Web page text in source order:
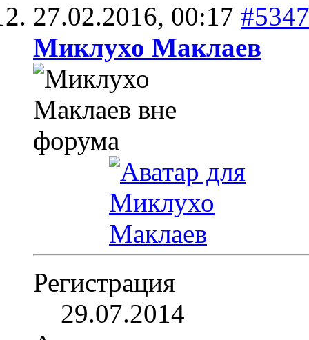
27.02.2016, 00:17 #5347
Миклухо Маклаев
Регистрация
29.07.2014